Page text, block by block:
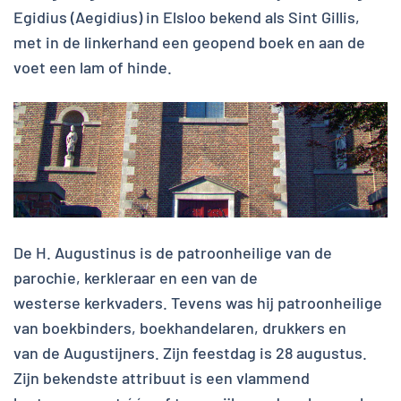
Egidius (Aegidius) in Elsloo bekend als Sint Gillis,
met in de linkerhand een geopend boek en aan de
voet een lam of hinde.
De H. Augustinus is de patroonheilige van de
parochie, kerkleraar en een van de
westerse kerkvaders. Tevens was hij patroonheilige
van boekbinders, boekhandelaren, drukkers en
van de Augustijners. Zijn feestdag is 28 augustus.
Zijn bekendste attribuut is een vlammend